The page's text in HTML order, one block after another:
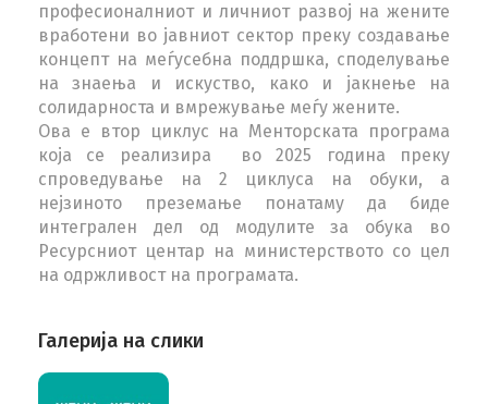
професионалниот и личниот развој на жените
вработени во јавниот сектор преку создавање
концепт на меѓусебна поддршка, споделување
на знаења и искуство, како и јакнење на
солидарноста и вмрежување меѓу жените.
Ова е втор циклус на Менторската програма
која се реализира во 2025 година преку
спроведување на 2 циклуса на обуки, а
нејзиното преземање понатаму да биде
интегрален дел од модулите за обука во
Ресурсниот центар на министерството со цел
на одржливост на програмата.
Галерија на слики